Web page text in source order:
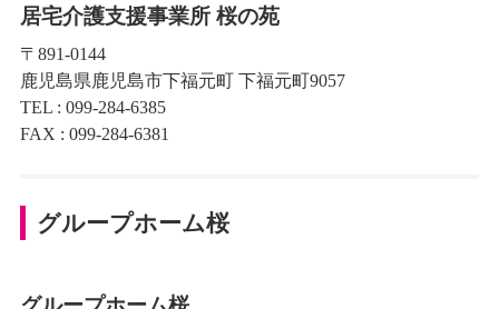
居宅介護支援事業所 桜の苑
〒891-0144
鹿児島県鹿児島市下福元町 下福元町9057
TEL : 099-284-6385
FAX : 099-284-6381
グループホーム桜